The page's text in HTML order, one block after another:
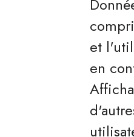
et
en